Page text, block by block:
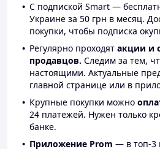
С подпиской Smart —
Украине за 50 грн в месяц.
покупки, чтобы подписка
Регулярно проходят акции и
продавцов. Следим за тем,
настоящими. Актуальные
главной странице или в
Крупные покупки можно
24 платежей. Нужен только
банке.
Приложение Prom — в топ-3